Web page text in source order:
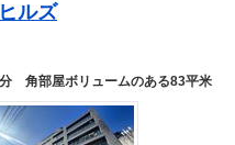
ルズ
角部屋ボリュームのある83平米